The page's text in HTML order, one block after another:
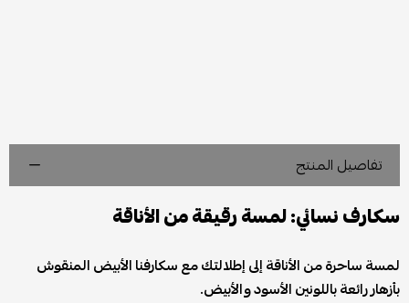
تفاصيل المنتج
سكارف نسائي: لمسة رقيقة من الأناقة
لمسة ساحرة من الأناقة إلى إطلالتك مع سكارفنا الأبيض المنقوش
بأزهار رائعة باللونين الأسود والأبيض.